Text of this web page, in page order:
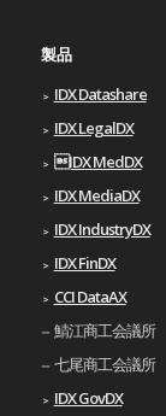
製品
IDX Datashare
IDX LegalDX
IDX MedDX
IDX MediaDX
IDX IndustryDX
IDX FinDX
CCI DataAX
鯖江商工会議所
七尾商工会議所
IDX GovDX